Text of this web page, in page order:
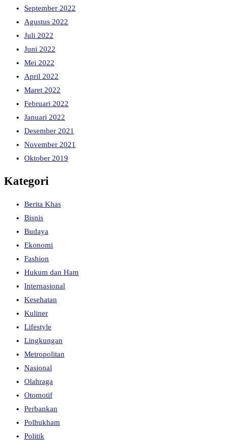
September 2022
Agustus 2022
Juli 2022
Juni 2022
Mei 2022
April 2022
Maret 2022
Februari 2022
Januari 2022
Desember 2021
November 2021
Oktober 2019
Kategori
Berita Khas
Bisnis
Budaya
Ekonomi
Fashion
Hukum dan Ham
Internasional
Kesehatan
Kuliner
Lifestyle
Lingkungan
Metropolitan
Nasional
Olahraga
Otomotif
Perbankan
Polhukham
Politik